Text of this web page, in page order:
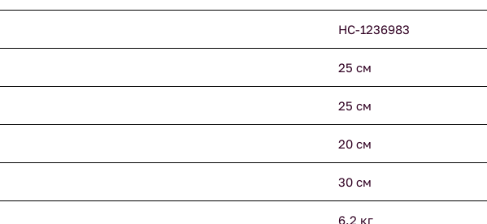
НС-1236983
25 см
25 см
20 см
30 см
6.2 кг